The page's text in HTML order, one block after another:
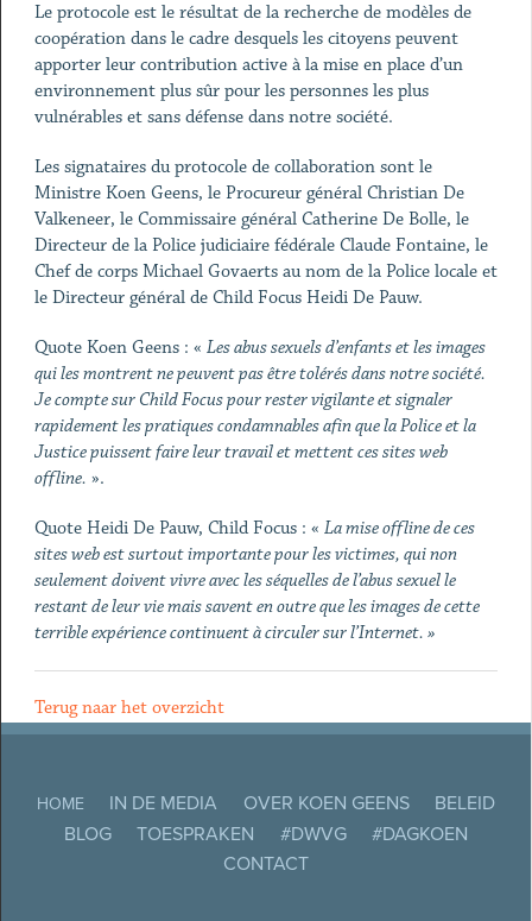
Le protocole est le résultat de la recherche de modèles de
coopération dans le cadre desquels les citoyens peuvent
apporter leur contribution active à la mise en place d’un
environnement plus sûr pour les personnes les plus
vulnérables et sans défense dans notre société.
Les signataires du protocole de collaboration sont le
Ministre Koen Geens, le Procureur général Christian De
Valkeneer, le Commissaire général Catherine De Bolle, le
Directeur de la Police judiciaire fédérale Claude Fontaine, le
Chef de corps Michael Govaerts au nom de la Police locale et
le Directeur général de Child Focus Heidi De Pauw.
Quote Koen Geens : « Les abus sexuels d’enfants et les images
qui les montrent ne peuvent pas être tolérés dans notre société.
Je compte sur Child Focus pour rester vigilante et signaler
rapidement les pratiques condamnables afin que la Police et la
Justice puissent faire leur travail et mettent ces sites web
offline. ».
Quote Heidi De Pauw, Child Focus : « La mise offline de ces
sites web est surtout importante pour les victimes, qui non
seulement doivent vivre avec les séquelles de l’abus sexuel le
restant de leur vie mais savent en outre que les images de cette
terrible expérience continuent à circuler sur l’Internet. »
Terug naar het overzicht
HOME IN DE MEDIA OVER KOEN GEENS
BELEID
BLOG
TOESPRAKEN #DWVG
#DAGKOEN
CONTACT